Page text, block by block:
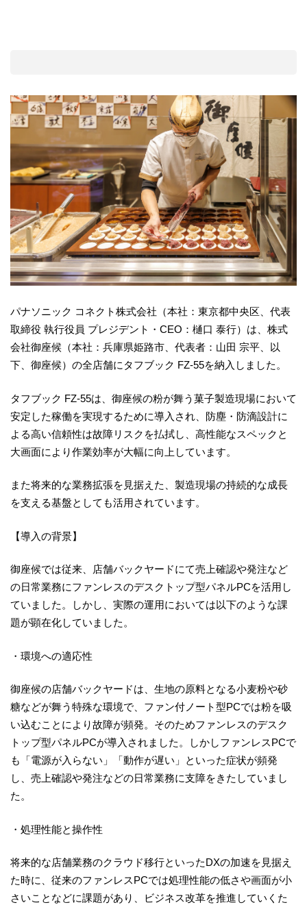
パナソニック コネクト株式会社（本社：東京都中央区、代表
取締役 執行役員 プレジデント・CEO：樋口 泰行）は、株式
会社御座候（本社：兵庫県姫路市、代表者：山田 宗平、以
下、御座候）の全店舗にタフブック FZ-55を納入しました。
タフブック FZ-55は、御座候の粉が舞う菓子製造現場において
安定した稼働を実現するために導入され、防塵・防滴設計に
よる高い信頼性は故障リスクを払拭し、高性能なスペックと
大画面により作業効率が大幅に向上しています。
また将来的な業務拡張を見据えた、製造現場の持続的な成長
を支える基盤としても活用されています。
【導入の背景】
御座候では従来、店舗バックヤードにて売上確認や発注など
の日常業務にファンレスのデスクトップ型パネルPCを活用し
ていました。しかし、実際の運用においては以下のような課
題が顕在化していました。
・環境への適応性
御座候の店舗バックヤードは、生地の原料となる小麦粉や砂
糖などが舞う特殊な環境で、ファン付ノート型PCでは粉を吸
い込むことにより故障が頻発。そのためファンレスのデスク
トップ型パネルPCが導入されました。しかしファンレスPCで
も「電源が入らない」「動作が遅い」といった症状が頻発
し、売上確認や発注などの日常業務に支障をきたしていまし
た。
・処理性能と操作性
将来的な店舗業務のクラウド移行といったDXの加速を見据え
た時に、従来のファンレスPCでは処理性能の低さや画面が小
さいことなどに課題があり、ビジネス改革を推進していくた